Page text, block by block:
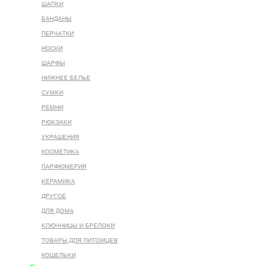
ШАПКИ
БАНДАНЫ
ПЕРЧАТКИ
НОСКИ
ШАРФЫ
НИЖНЕЕ БЕЛЬЕ
СУМКИ
РЕМНИ
РЮКЗАКИ
УКРАШЕНИЯ
КОСМЕТИКА
ПАРФЮМЕРИЯ
КЕРАМИКА
ДРУГОЕ
ДЛЯ ДОМА
КЛЮЧНИЦЫ И БРЕЛОКИ
ТОВАРЫ ДЛЯ ПИТОМЦЕВ
КОШЕЛЬКИ